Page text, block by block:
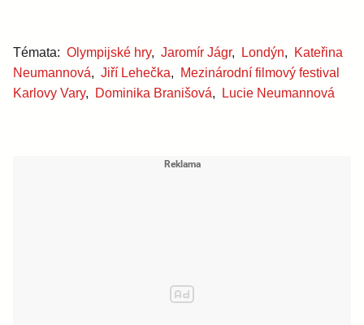
Témata: Olympijské hry, Jaromír Jágr, Londýn,
Kateřina
Neumannová, Jiří Lehečka,
Mezinárodní filmový festival
Karlovy Vary, Dominika Branišová, Lucie Neumannová